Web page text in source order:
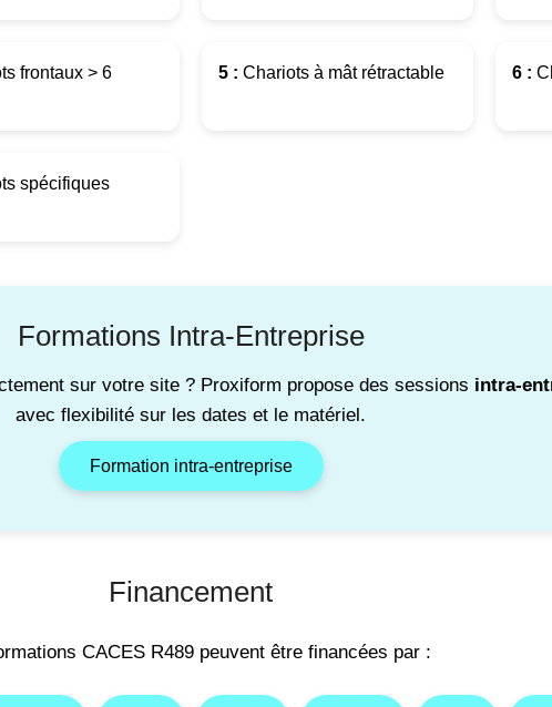
frontaux > 6
5 : Chariots à mât rétractable 6 :
spécifiques
Formations Intra-Entreprise
sur votre site ? Proxiform propose des sessions intra-
avec flexibilité sur les dates et le matériel.
Formation intra-entreprise
Financement
CACES R489 peuvent être financées par :